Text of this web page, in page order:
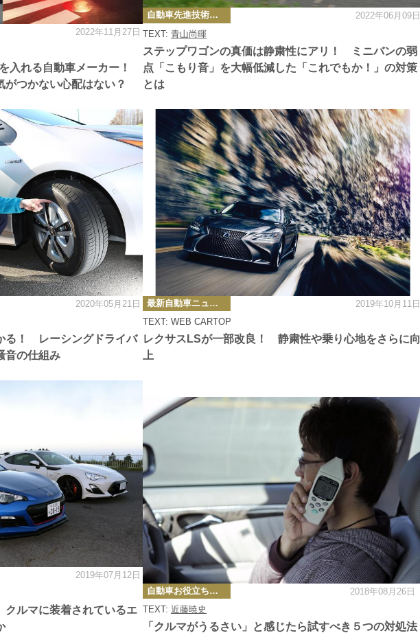
入れる自動車メーカー！
つかない心配はない？
2022年11月27日
ステップワゴンの真価は静粛性にアリ！ ミニバンの弱
点「こもり音」を大幅低減した「これでもか！」の対策
とは
TEXT: 青山尚暉
カ
テ
ゴ
リ
自動車先進技術・テクノロジーニュース 2022年06月09日
る！ レーシングドライバ
音の仕組み
2020年05月21日
レクサスLSが一部改良！ 静粛性や乗り心地をさらに向
上
TEXT: WEB CARTOP
カ
テ
ゴ
リ
ー
最新自動車ニュース 2019年10月11日
ルマに装着されているエ
2019年07月12日
「クルマがうるさい」と感じたら試すべき５つの対処法
TEXT: 近藤暁史
カ
テ
ゴ
リ
ー
自動車お役立ち情報 2018年08月26日